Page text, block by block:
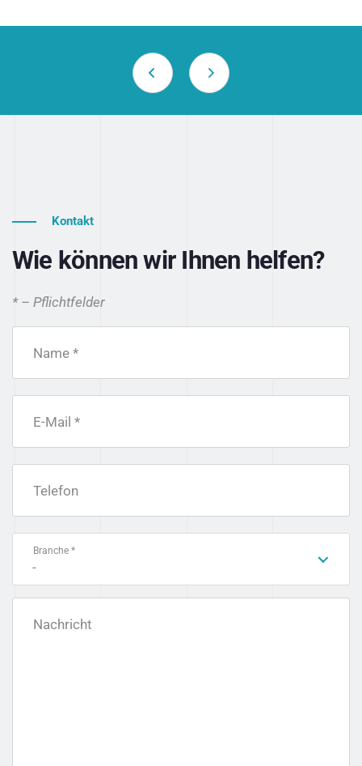
Kontakt
Wie können wir Ihnen helfen?
* – Pflichtfelder
Name *
E-Mail *
Telefon
Branche *
-
Nachricht